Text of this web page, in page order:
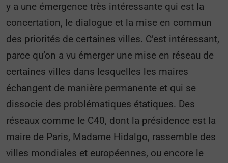
y a une émergence très intéressante qui est la
concertation, le dialogue et la mise en commun
des priorités de certaines villes. C’est intéressant,
parce qu’on a vu émerger une mise en réseau de
certaines villes dans lesquelles les maires
échangent de manière permanente et qui se
dissocie des problématiques étatiques. Des
réseaux comme le C40, dont la présidence est la
maire de Paris, Madame Hidalgo, rassemble des
villes mondiales et européennes, ou encore le